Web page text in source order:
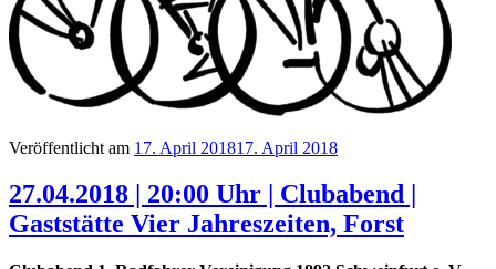
Veröffentlicht am 17. April 201817. April 2018
27.04.2018 | 20:00 Uhr | Clubabend |
Gaststätte Vier Jahreszeiten, Forst